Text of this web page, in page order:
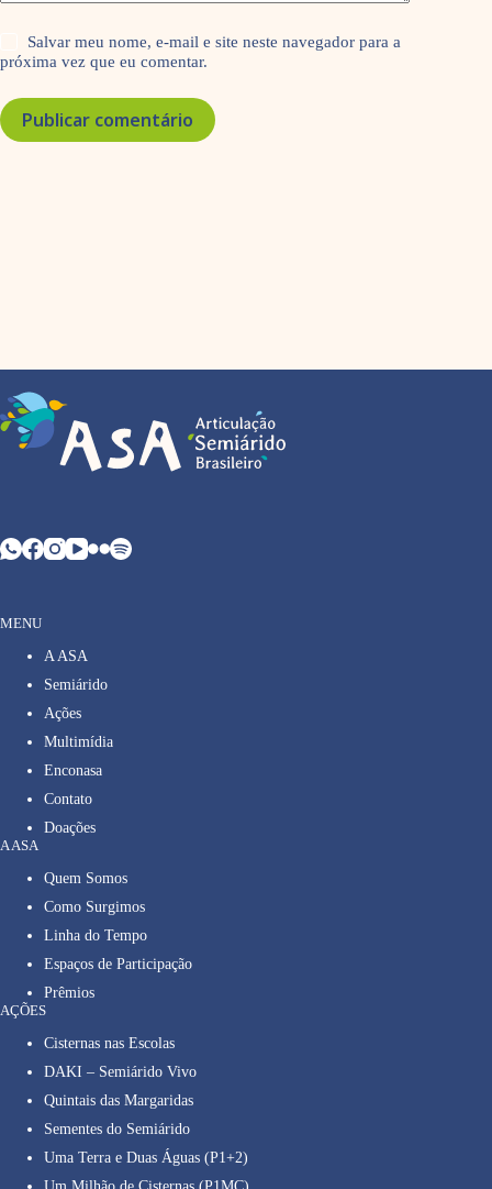
Salvar meu nome, e-mail e site neste navegador para a
próxima vez que eu comentar.
Publicar comentário
MENU
A ASA
Semiárido
Ações
Multimídia
Enconasa
Contato
Doações
A ASA
Quem Somos
Como Surgimos
Linha do Tempo
Espaços de Participação
Prêmios
AÇÕES
Cisternas nas Escolas
DAKI – Semiárido Vivo
Quintais das Margaridas
Sementes do Semiárido
Uma Terra e Duas Águas (P1+2)